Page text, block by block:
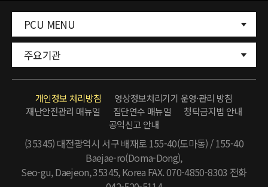
PCU MENU
주요기관
개인정보 처리방침
영상정보처리기기 운영·관리 방침
재난안전관리 매뉴얼
집단연수 매뉴얼
청탁금지법 안내
공익신고 안내
(35345) 대전광역시 서구 배재로 155-40(도마동) / 155-40
Baejae-ro(Doma-Dong),
Seo-gu, Daejeon, 35345, Korea FAX. 070-4850-8303 전화